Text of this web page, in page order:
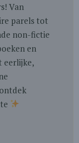
Van
parels tot
non-fictie
en
eerlijke,